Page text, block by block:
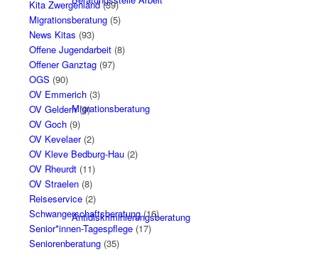
Migrationsberatung
Antidiskriminierungsberatung
Kita Zwergenland(39)
Migrationsberatung(5)
News Kitas (93)
Offene Jugendarbeit(8)
Offener Ganztag(97)
OGS (90)
OV Emmerich(3)
OV Geldern(9)
OV Goch(9)
OV Kevelaer(2)
OV Kleve Bedburg-Hau(2)
OV Rheurdt(11)
OV Straelen(8)
Reiseservice(2)
Schwangerschaftsberatung(16)
Senior*innen-Tagespflege(17)
Seniorenberatung(35)